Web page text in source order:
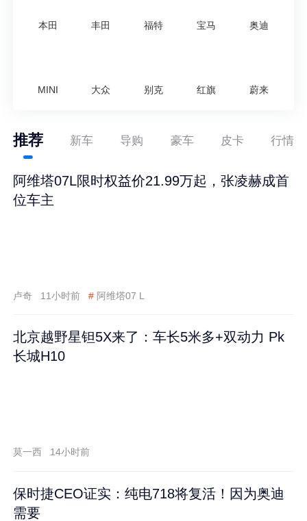
本田 丰田 福特 宝马 奥迪
MINI 大众 别克 红旗 蔚来
推荐 新车 导购 豪车 皮卡 行情
阿维塔07L限时权益价21.99万起，张凌赫成首
位车主
卢奇 11小时前 # 阿维塔07 L
北京越野星钽5X来了：车长5米多+双动力 Pk
长城H10
莫一西 14小时前
保时捷CEO证实：纯电718将复活！因为奥迪
需要